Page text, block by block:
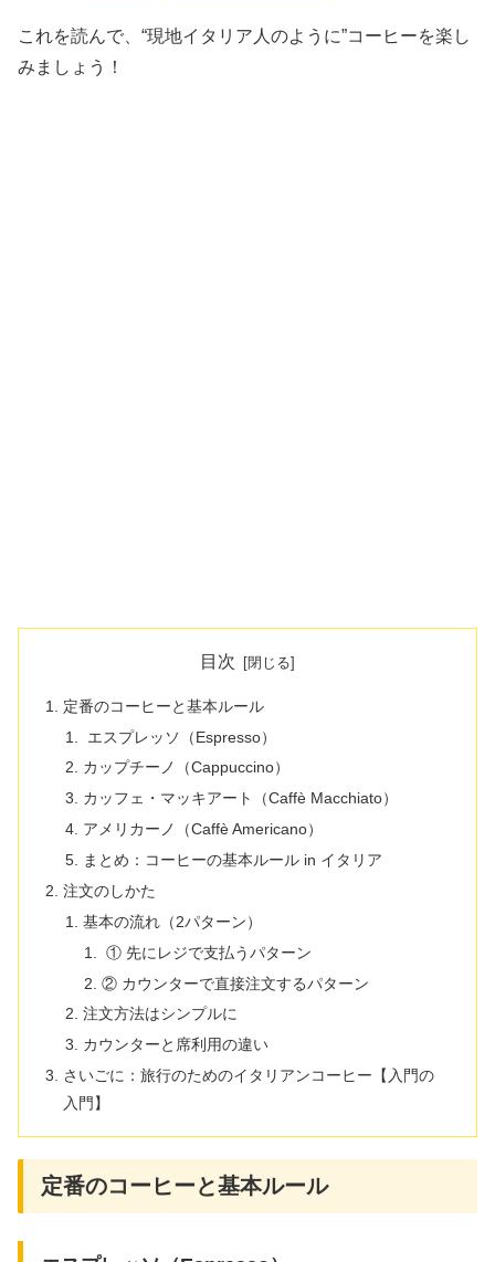
これを読んで、“現地イタリア人のように”コーヒーを楽し
みましょう！
目次
定番のコーヒーと基本ルール
エスプレッソ（Espresso）
カップチーノ（Cappuccino）
カッフェ・マッキアート（Caffè Macchiato）
アメリカーノ（Caffè Americano）
まとめ：コーヒーの基本ルール in イタリア
注文のしかた
基本の流れ（2パターン）
① 先にレジで支払うパターン
② カウンターで直接注文するパターン
注文方法はシンプルに
カウンターと席利用の違い
さいごに：旅行のためのイタリアンコーヒー【入門の
入門】
定番のコーヒーと基本ルール